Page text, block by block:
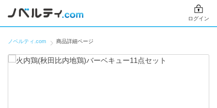
ログイン
ノベルティ.com 商品詳細ページ